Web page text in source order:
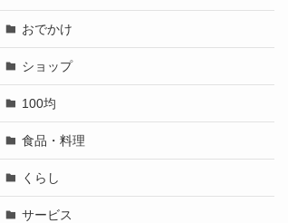
おでかけ
ショップ
100均
食品・料理
くらし
サービス